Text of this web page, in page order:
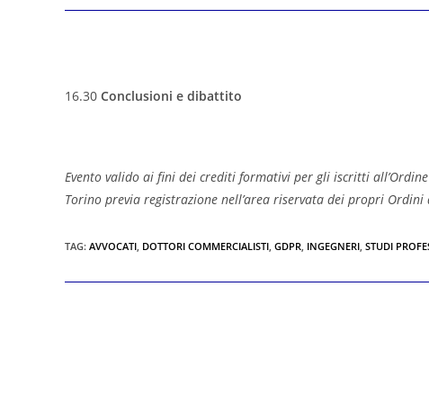
16.30 Conclusioni e dibattito
Evento valido ai fini dei crediti formativi per gli iscritti
Torino previa registrazione nell’area riservata dei propri Ordini
TAG: AVVOCATI DOTTORI COMMERCIALISTI GDPR INGEGNERI STUDI